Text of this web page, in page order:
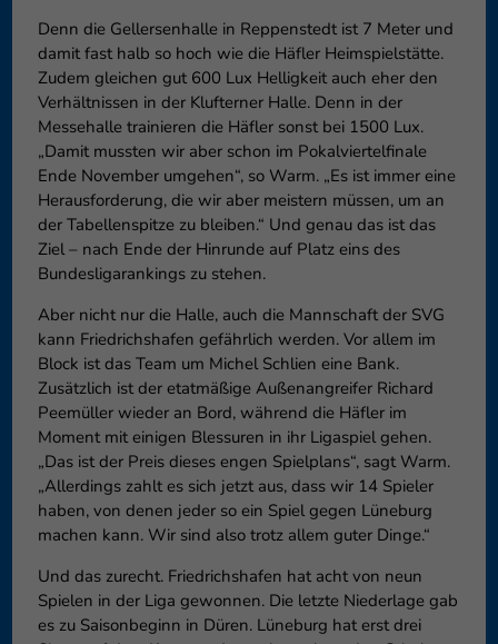
Denn die Gellersenhalle in Reppenstedt ist 7 Meter und
damit fast halb so hoch wie die Häfler Heimspielstätte.
Zudem gleichen gut 600 Lux Helligkeit auch eher den
Verhältnissen in der Klufterner Halle. Denn in der
Messehalle trainieren die Häfler sonst bei 1500 Lux.
„Damit mussten wir aber schon im Pokalviertelfinale
Ende November umgehen“, so Warm. „Es ist immer eine
Herausforderung, die wir aber meistern müssen, um an
der Tabellenspitze zu bleiben.“ Und genau das ist das
Ziel – nach Ende der Hinrunde auf Platz eins des
Bundesligarankings zu stehen.
Aber nicht nur die Halle, auch die Mannschaft der SVG
kann Friedrichshafen gefährlich werden. Vor allem im
Block ist das Team um Michel Schlien eine Bank.
Zusätzlich ist der etatmäßige Außenangreifer Richard
Peemüller wieder an Bord, während die Häfler im
Moment mit einigen Blessuren in ihr Ligaspiel gehen.
„Das ist der Preis dieses engen Spielplans“, sagt Warm.
„Allerdings zahlt es sich jetzt aus, dass wir 14 Spieler
haben, von denen jeder so ein Spiel gegen Lüneburg
machen kann. Wir sind also trotz allem guter Dinge.“
Und das zurecht. Friedrichshafen hat acht von neun
Spielen in der Liga gewonnen. Die letzte Niederlage gab
es zu Saisonbeginn in Düren. Lüneburg hat erst drei